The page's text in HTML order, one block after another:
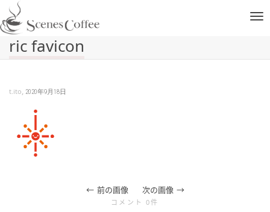
ric favicon
t.ito, 2020年9月18日
前の画像 次の画像
コメント 0件